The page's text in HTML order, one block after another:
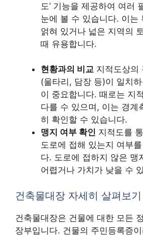
도’ 기능을 제공하여 여러
눈에 볼 수 있습니다. 이는
얽혀 있거나 넓은 지역의
때 유용합니다.
현황과의 비교 지적도상의
(울타리, 담장 등)이 일치
이 중요합니다. 때로는 지
다를 수 있으며, 이는 경계
히 확인할 수 있습니다.
맹지 여부 확인 지적도를
도로에 접해 있는지 여부
다. 도로에 접하지 않은 맹
어렵거나 가치가 낮을 수
건축물대장 자세히 살펴보기
건축물대장은 건물에 대한 모든
장부입니다. 건물의 주민등록증